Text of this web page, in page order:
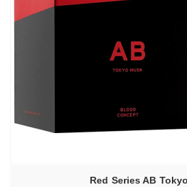
Red Series AB